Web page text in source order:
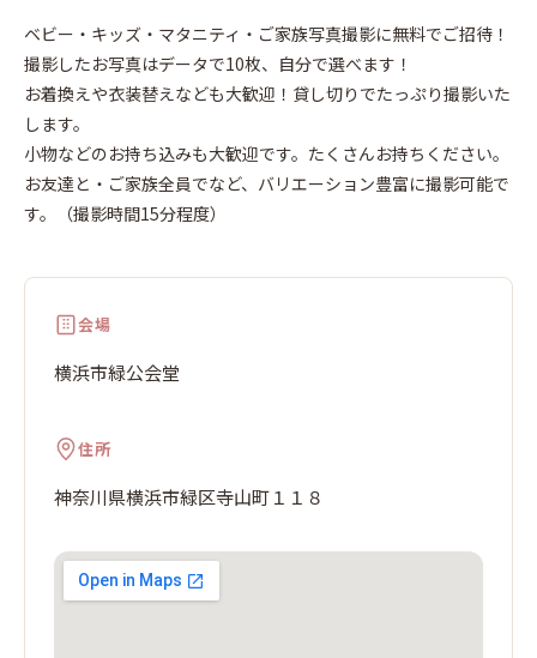
横
浜
中
ベビー・キッズ・マタニティ・ご家族写真撮影に無料でご招待！
撮影したお写真はデータで10枚、自分で選べます！
お着換えや衣装替えなども大歓迎！貸し切りでたっぷり撮影いた
します。
小物などのお持ち込みも大歓迎です。たくさんお持ちください。
お友達と・ご家族全員でなど、バリエーション豊富に撮影可能で
す。（撮影時間15分程度）
会場
横浜市緑公会堂
住所
神奈川県横浜市緑区寺山町１１８